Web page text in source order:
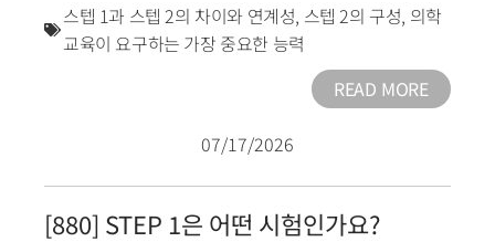
스텝 1과 스텝 2의 차이와 연계성, 스텝 2의 구성, 의학
교육이 요구하는 가장 중요한 능력
READ MORE
07/17/2026
[880] STEP 1은 어떤 시험인가요?